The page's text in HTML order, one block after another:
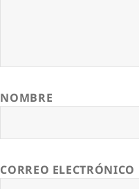
NOMBRE
CORREO ELECTRÓNICO